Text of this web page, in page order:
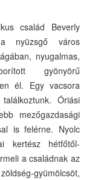
család Beverly
nyüzsgő város
nyugalmas,
gyönyörű
él. Egy vacsora
Óriási
mezőgazdasági
is felérne. Nyolc
kertész hétfőtől-
a családnak az
gyümölcsöt,